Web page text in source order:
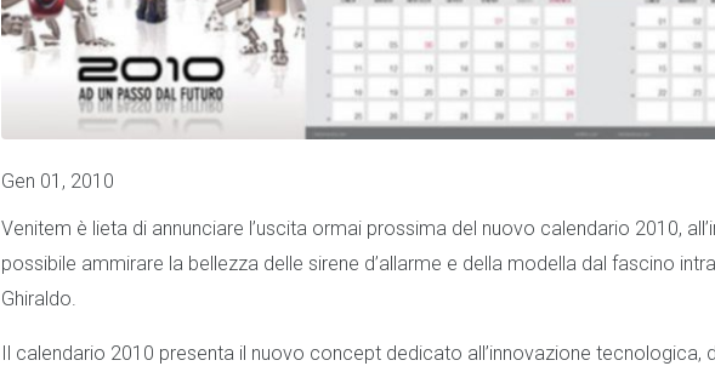
Gen 01, 2010
Venitem è lieta di annunciare l’uscita ormai prossima del nuovo calendario 2010,
possibile ammirare la bellezza delle sirene d’allarme e della modella dal fascino
Ghiraldo.
Il calendario 2010 presenta il nuovo concept dedicato all’innovazione tecnologica,